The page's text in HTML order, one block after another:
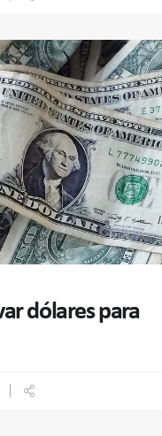
dólares para